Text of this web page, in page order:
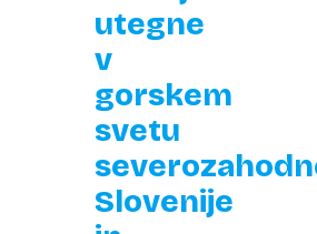
utegne
v
gorskem
svetu
Slovenije